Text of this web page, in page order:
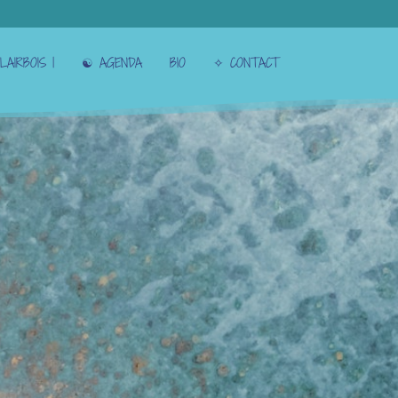
| ☯︎ AGENDA BIO ✧ CONTACT